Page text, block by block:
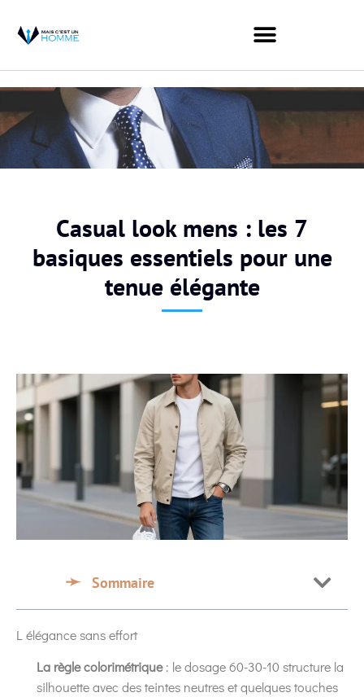
Casual look mens : les 7
basiques essentiels pour une
tenue élégante
Sommaire
L élégance sans effort
La règle colorimétrique: le dosage 60-30-10 structure la
silhouette avec des teintes neutres et quelques touches